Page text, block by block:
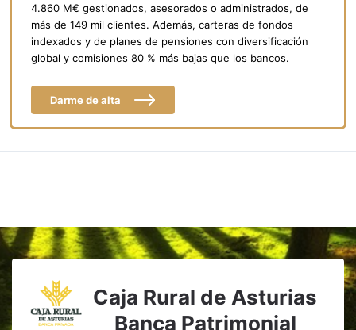
4.860 M€ gestionados, asesorados o administrados, de
más de 149 mil clientes. Además, carteras de fondos
indexados y de planes de pensiones con diversificación
global y comisiones 80 % más bajas que los bancos.
Darme de alta
Caja Rural de Asturias
Banca Patrimonial